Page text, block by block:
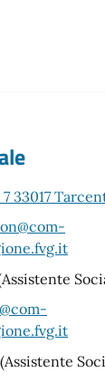
7 33017
(Assistente